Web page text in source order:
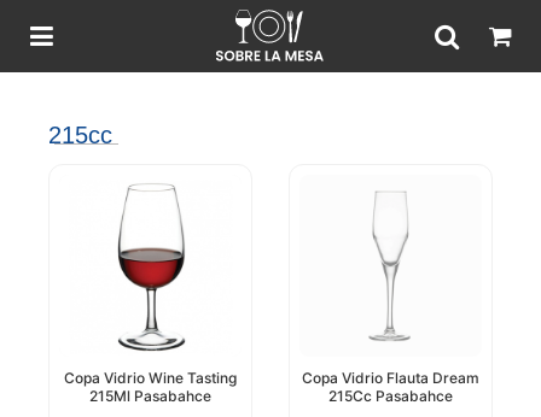
215cc
Copa Vidrio Wine Tasting
215Ml Pasabahce
Copa Vidrio Flauta Dream
215Cc Pasabahce